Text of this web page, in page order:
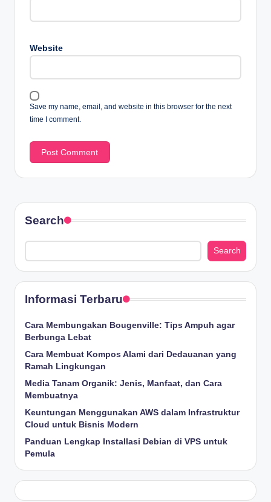
Website
Save my name, email, and website in this browser for the next
time I comment.
Search
Search
Informasi Terbaru
Cara Membungakan Bougenville: Tips Ampuh agar
Berbunga Lebat
Cara Membuat Kompos Alami dari Dedauanan yang
Ramah Lingkungan
Media Tanam Organik: Jenis, Manfaat, dan Cara
Membuatnya
Keuntungan Menggunakan AWS dalam Infrastruktur
Cloud untuk Bisnis Modern
Panduan Lengkap Installasi Debian di VPS untuk
Pemula